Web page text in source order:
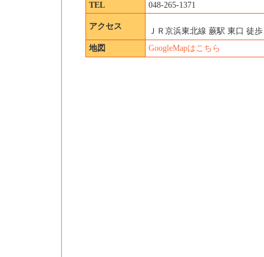
TEL
048-265-1371
アクセス
ＪＲ京浜東北線 蕨駅 東口 徒
地図
GoogleMapはこちら